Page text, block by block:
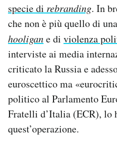
specie di rebranding. In
che non è più quello di
hooligane di violenza
interviste ai media
criticato la Russia e
euroscettico ma
politico al Parlamento
Fratelli d’Italia (ECR), lo
quest’operazione.